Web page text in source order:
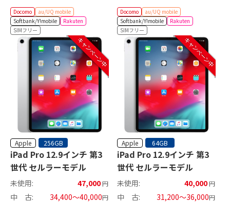
Docomo
au/UQ mobile
Softbank/Y!mobile
Rakuten
SIMフリー
キャンペーン中
Apple 256GB
iPad Pro 12.9インチ 第3
世代 セルラーモデル
未使用: 47,000円
中 古: 34,400～40,000円
Docomo
au/UQ mobile
Softbank/Y!mobile
Rakuten
SIMフリー
キャンペーン中
Apple 64GB
iPad Pro 12.9インチ 第3
世代 セルラーモデル
未使用: 40,000円
中 古: 31,200～36,000円